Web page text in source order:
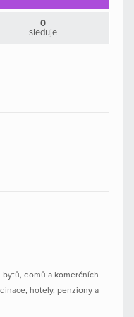
0
sleduje
bytů, domů a komerčních
hotely, penziony a